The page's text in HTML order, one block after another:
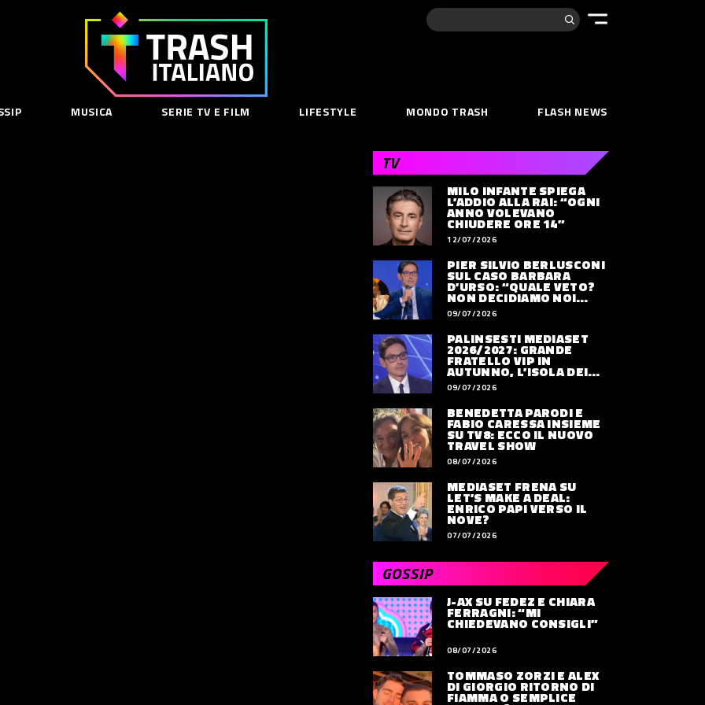
Cerca:
Trash
Italiano
MUSICA SERIE TV E FILM LIFESTYLE MONDO TRASH FLASH NEWS
TV
MILO INFANTE SPIEGA
L’ADDIO ALLA RAI: “OGNI
ANNO VOLEVANO
CHIUDERE ORE 14”
12/07/2026
PIER SILVIO BERLUSCONI
SUL CASO BARBARA
D’URSO: “QUALE VETO?
NON DECIDIAMO NOI
DOVE LAVORERÀ”
09/07/2026
PALINSESTI MEDIASET
2026/2027: GRANDE
FRATELLO VIP IN
AUTUNNO, L’ISOLA DEI
FAMOSI SLITTA AL 2027
09/07/2026
BENEDETTA PARODI E
FABIO CARESSA INSIEME
SU TV8: ECCO IL NUOVO
TRAVEL SHOW
08/07/2026
MEDIASET FRENA SU
LET’S MAKE A DEAL:
ENRICO PAPI VERSO IL
NOVE?
07/07/2026
GOSSIP
J-AX SU FEDEZ E CHIARA
FERRAGNI: “MI
CHIEDEVANO CONSIGLI”
08/07/2026
TOMMASO ZORZI E ALEX
DI GIORGIO RITORNO DI
FIAMMA O SEMPLICE